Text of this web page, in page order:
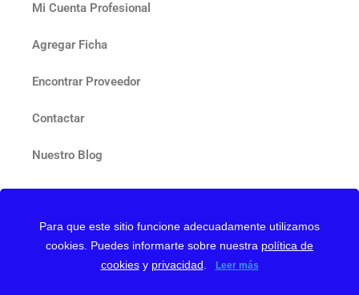
Mi Cuenta Profesional
Agregar Ficha
Encontrar Proveedor
Contactar
Nuestro Blog
Web protegida con reCAPTCHA y GooglePrivacy Policy
Para que este sitio funcione adecuadamente utilizamos
cookies. Puedes informarte sobre nuestra política de
cookiesy privacidad Leer más